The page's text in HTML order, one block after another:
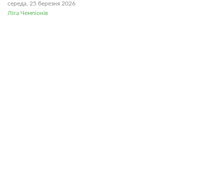
середа, 25 березня 2026
Ліга Чемпіонів